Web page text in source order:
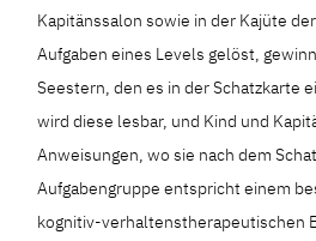
Kapitänssalon sowie in der Kajüte
Aufgaben eines Levels gelöst,
Seestern, den es in der Schatzkarte
wird diese lesbar, und Kind und
Anweisungen, wo sie nach dem
Aufgabengruppe entspricht einem
kognitiv-verhaltenstherapeutischen